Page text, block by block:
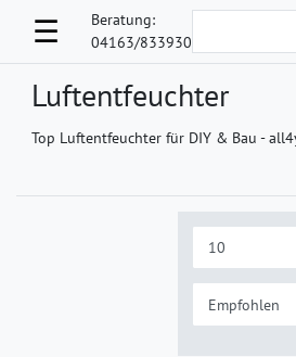
☰
Beratung:
04163/833930
Luftentfeuchter
Top Luftentfeuchter für DIY & Bau -